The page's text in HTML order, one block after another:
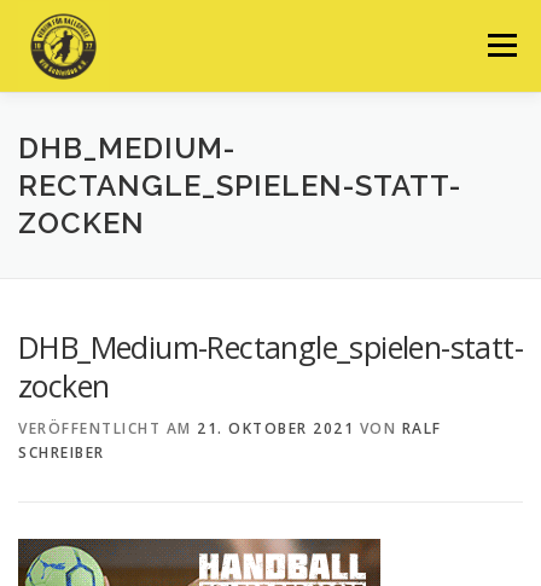
Inhalt
springen
Menü
STARTSEITE MANNSCHAFTEN-ARCHIV
KONTAKT & VORSTAND-ARCHIV
DHB_MEDIUM-
RECTANGLE_SPIELEN-STATT-
ZOCKEN
DHB_Medium-Rectangle_spielen-statt-
zocken
VERÖFFENTLICHT AM 21. OKTOBER 2021 VON RALF
SCHREIBER